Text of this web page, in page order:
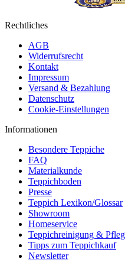
Rechtliches
AGB
Widerrufsrecht
Kontakt
Impressum
Versand & Bezahlung
Datenschutz
Cookie-Einstellungen
Informationen
Besondere Teppiche
FAQ
Materialkunde
Teppichboden
Presse
Teppich Lexikon/Glossar
Showroom
Homeservice
Teppichreinigung &
Tipps zum Teppichkauf
Newsletter